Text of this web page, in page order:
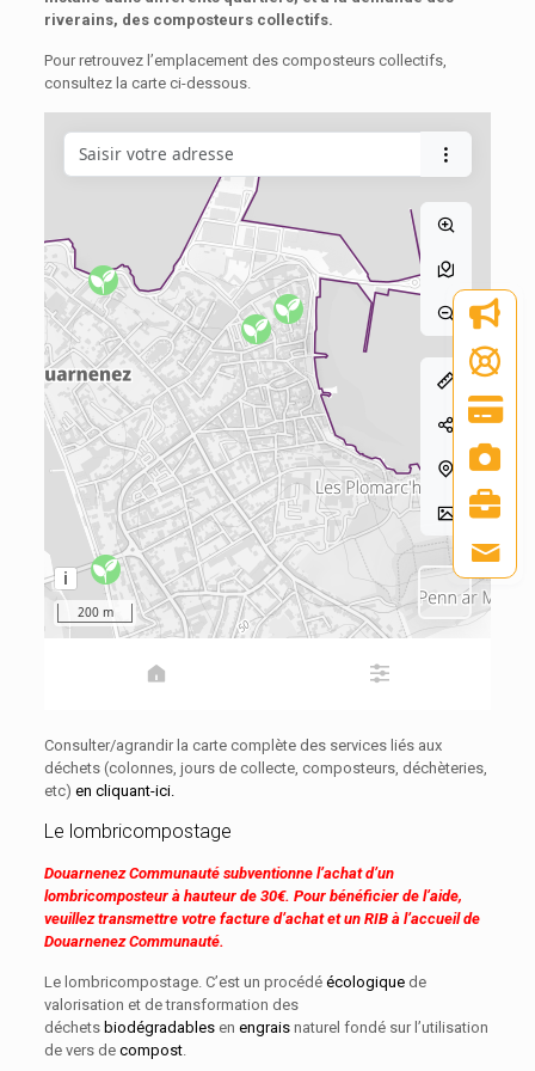
riverains, des composteurs collectifs.
Pour retrouvez l’emplacement des composteurs collectifs,
consultez la carte ci-dessous.
Consulter/agrandir la carte complète des services liés aux
déchets (colonnes, jours de collecte, composteurs, déchèteries,
etc) en cliquant-ici.
Le lombricompostage
Douarnenez Communauté subventionne l’achat d’un
lombricomposteur à hauteur de 30€. Pour bénéficier de l’aide,
veuillez transmettre votre facture d’achat et un RIB à l’accueil de
Douarnenez Communauté.
Le lombricompostage. C’est un procédé écologiquede
valorisation et de transformation des
déchets biodégradablesen engraisnaturel fondé sur l’utilisation
de vers de compost.